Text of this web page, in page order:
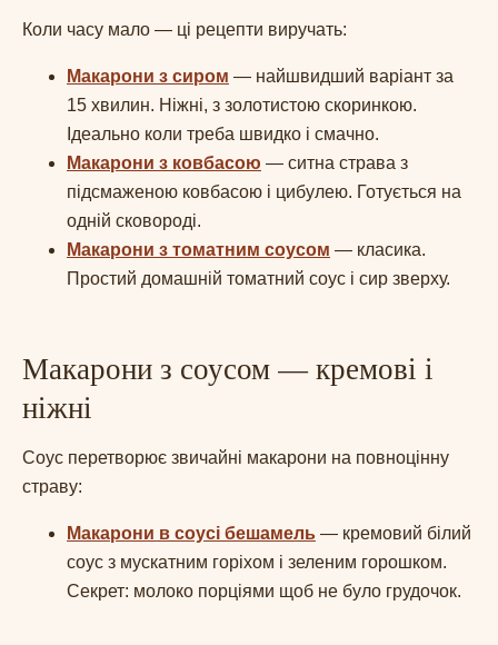
Коли часу мало — ці рецепти виручать:
Макарони з сиром — найшвидший варіант за
15 хвилин. Ніжні, з золотистою скоринкою.
Ідеально коли треба швидко і смачно.
Макарони з ковбасою — ситна страва з
підсмаженою ковбасою і цибулею. Готується на
одній сковороді.
Макарони з томатним соусом — класика.
Простий домашній томатний соус і сир зверху.
Макарони з соусом — кремові і
ніжні
Соус перетворює звичайні макарони на повноцінну
страву:
Макарони в соусі бешамель — кремовий білий
соус з мускатним горіхом і зеленим горошком.
Секрет: молоко порціями щоб не було грудочок.